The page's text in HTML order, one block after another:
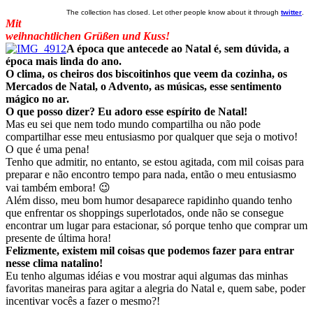
The collection has closed. Let other people know about it through twitter.
Mit
weihnachtlichen Grüßen und Kuss!
A época que antecede ao Natal é, sem dúvida, a
época mais linda do ano.
O clima, os cheiros dos biscoitinhos que veem da cozinha, os
Mercados de Natal, o Advento, as músicas, esse sentimento
mágico no ar.
O que posso dizer? Eu adoro esse espírito de Natal!
Mas eu sei que nem todo mundo compartilha ou não pode
compartilhar esse meu entusiasmo por qualquer que seja o motivo!
O que é uma pena!
Tenho que admitir, no entanto, se estou agitada, com mil coisas para
preparar e não encontro tempo para nada, então o meu entusiasmo
vai também embora! 😉
Além disso, meu bom humor desaparece rapidinho quando tenho
que enfrentar os shoppings superlotados, onde não se consegue
encontrar um lugar para estacionar, só porque tenho que comprar um
presente de última hora!
Felizmente, existem mil coisas que podemos fazer para entrar
nesse clima natalino!
Eu tenho algumas idéias e vou mostrar aqui algumas das minhas
favoritas maneiras para agitar a alegria do Natal e, quem sabe, poder
incentivar vocês a fazer o mesmo?!